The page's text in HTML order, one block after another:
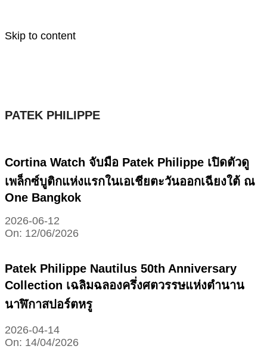
Skip to content
PATEK PHILIPPE
Cortina Watch จับมือ Patek Philippe เปิดตัวดู
เพล็กซ์บูติกแห่งแรกในเอเชียตะวันออกเฉียงใต้ ณ
One Bangkok
2026-06-12
On: 12/06/2026
Patek Philippe Nautilus 50th Anniversary
Collection เฉลิมฉลองครึ่งศตวรรษแห่งตำนาน
นาฬิกาสปอร์ตหรู
2026-04-14
On: 14/04/2026